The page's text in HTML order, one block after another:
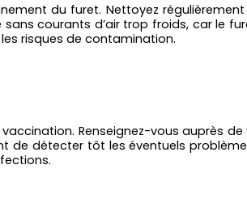
du furet. Nettoyez
courants d’air trop froids, car le
risques de contamination.
Renseignez-vous auprès
de détecter tôt les éventuels